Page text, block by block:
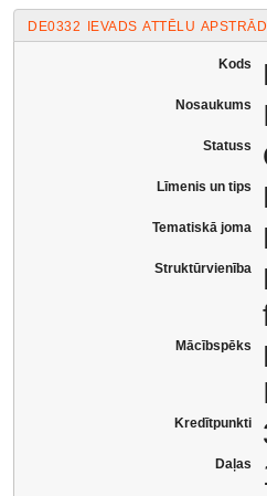
DE0332 IEVADS ATTĒLU
Kods
Nosaukums
Statuss
Līmenis un tips
Tematiskā joma
Struktūrvienība
Mācībspēks
Kredītpunkti
Daļas